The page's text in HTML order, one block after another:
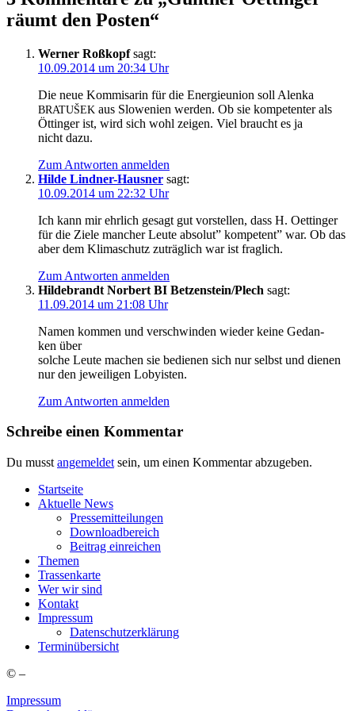
räumt den Posten“
Werner Roßkopf sagt:
10.09.2014 um 20:34 Uhr
Die neue Kom­mi­sa­rin für die Ener­gie­uni­on soll Alen­ka
BRATUŠEK aus Slo­we­ni­en wer­den. Ob sie kom­pe­ten­ter als
Öttin­ger ist, wird sich wohl zei­gen. Viel braucht es ja
nicht dazu.
Zum Antworten anmelden
Hilde Lindner-Hausner sagt:
10.09.2014 um 22:32 Uhr
Ich kann mir ehr­lich gesagt gut vor­stel­len, dass H. Oet­tin­ger
für die Zie­le man­cher Leu­te abso­lut” kom­pe­tent” war. Ob das
aber dem Kli­ma­schutz zuträg­lich war ist fraglich.
Zum Antworten anmelden
Hildebrandt Norbert BI Betzenstein/Plech sagt:
11.09.2014 um 21:08 Uhr
Namen kom­men und ver­schwin­den wie­der kei­ne Gedan­
ken über
sol­che Leu­te machen sie bedie­nen sich nur selbst und dienen
nur den jewei­li­gen Lobyisten.
Zum Antworten anmelden
Schreibe einen Kommentar
Du musst angemeldet sein, um einen Kommentar abzugeben.
Start­sei­te
Aktu­el­le News
Pres­se­mit­tei­lun­gen
Down­load­be­reich
Bei­trag einreichen
The­men
Tras­sen­kar­te
Wer wir sind
Kon­takt
Impres­sum
Daten­schutz­er­klä­rung
Ter­min­über­sicht
© –
Impressum